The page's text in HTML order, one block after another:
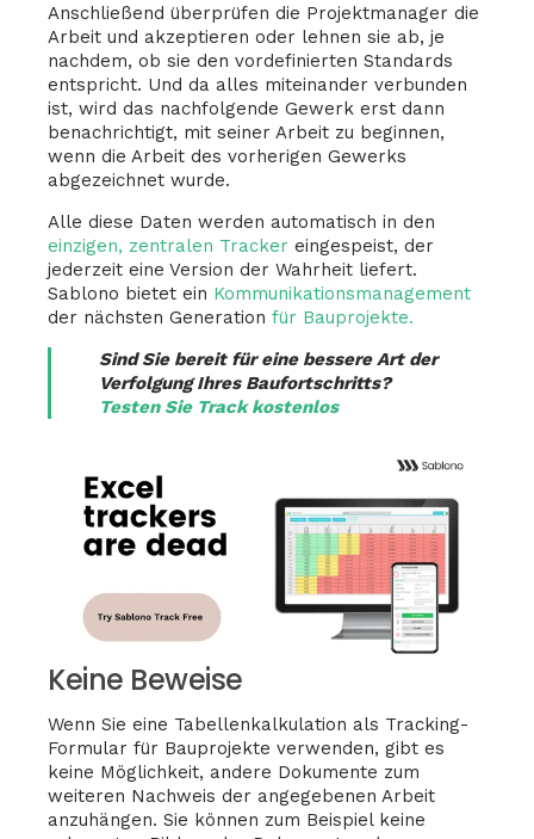
Anschließend überprüfen die Projektmanager die
Arbeit und akzeptieren oder lehnen sie ab, je
nachdem, ob sie den vordefinierten Standards
entspricht. Und da alles miteinander verbunden
ist, wird das nachfolgende Gewerk erst dann
benachrichtigt, mit seiner Arbeit zu beginnen,
wenn die Arbeit des vorherigen Gewerks
abgezeichnet wurde.
Alle diese Daten werden automatisch in den
einzigen, zentralen Tracker eingespeist, der
jederzeit eine Version der Wahrheit liefert.
Sablono bietet ein Kommunikationsmanagement
der nächsten Generation für Bauprojekte.
Sind Sie bereit für eine bessere Art der
Verfolgung Ihres Baufortschritts?
Testen Sie Track kostenlos
Keine Beweise
Wenn Sie eine Tabellenkalkulation als Tracking-
Formular für Bauprojekte verwenden, gibt es
keine Möglichkeit, andere Dokumente zum
weiteren Nachweis der angegebenen Arbeit
anzuhängen. Sie können zum Beispiel keine